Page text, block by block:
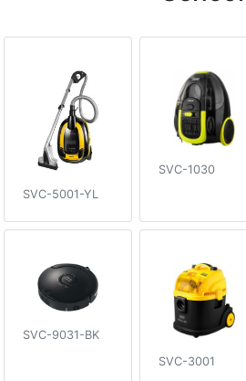
SVC-5001-YL
SVC-1030
SVC-9031-BK
SVC-3001